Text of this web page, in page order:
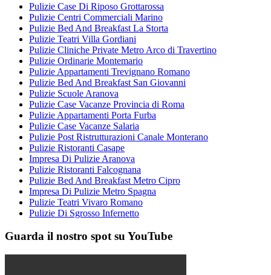
Pulizie Case Di Riposo Grottarossa
Pulizie Centri Commerciali Marino
Pulizie Bed And Breakfast La Storta
Pulizie Teatri Villa Gordiani
Pulizie Cliniche Private Metro Arco di Travertino
Pulizie Ordinarie Montemario
Pulizie Appartamenti Trevignano Romano
Pulizie Bed And Breakfast San Giovanni
Pulizie Scuole Aranova
Pulizie Case Vacanze Provincia di Roma
Pulizie Appartamenti Porta Furba
Pulizie Case Vacanze Salaria
Pulizie Post Ristrutturazioni Canale Monterano
Pulizie Ristoranti Casape
Impresa Di Pulizie Aranova
Pulizie Ristoranti Falcognana
Pulizie Bed And Breakfast Metro Cipro
Impresa Di Pulizie Metro Spagna
Pulizie Teatri Vivaro Romano
Pulizie Di Sgrosso Infernetto
Guarda il nostro spot su YouTube